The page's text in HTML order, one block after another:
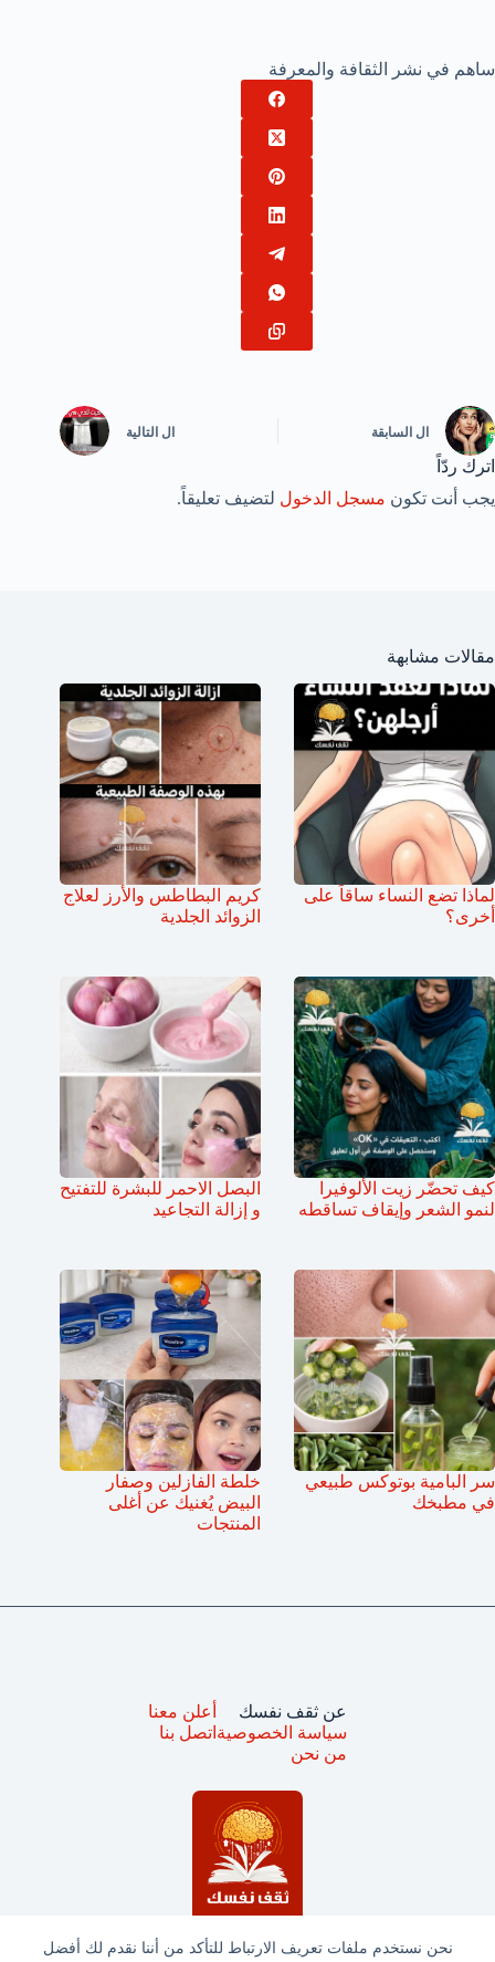
نحن نستخدم ملفات تعريف الارتباط للتأكد من أننا نقدم لك أفضل
ساهم في نشر الثقافة والمعرفة
ال السابقة ال التالية
اترك ردّاً
يجب أنت تكون مسجل الدخول لتضيف تعليقاً.
مقالات مشابهة
لماذا تضع النساء ساقاً على
أخرى؟
كريم البطاطس والأرز لعلاج
الزوائد الجلدية
كيف تحضّر زيت الألوفيرا
لنمو الشعر وإيقاف تساقطه
البصل الاحمر للبشرة للتفتيح
و إزالة التجاعيد
سر البامية بوتوكس طبيعي
في مطبخك
خلطة الفازلين وصفار
البيض يُغنيك عن أغلى
المنتجات
عن ثقف نفسك
سياسة الخصوصية
من نحن
أعلن معنا
اتصل بنا